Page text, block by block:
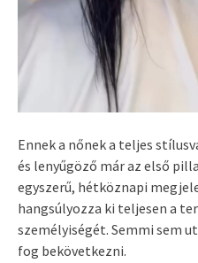
Ennek a nőnek a teljes
és lenyűgöző már az első
egyszerű, hétköznapi
hangsúlyozza ki teljesen a
személyiségét. Semmi sem
fog bekövetkezni.